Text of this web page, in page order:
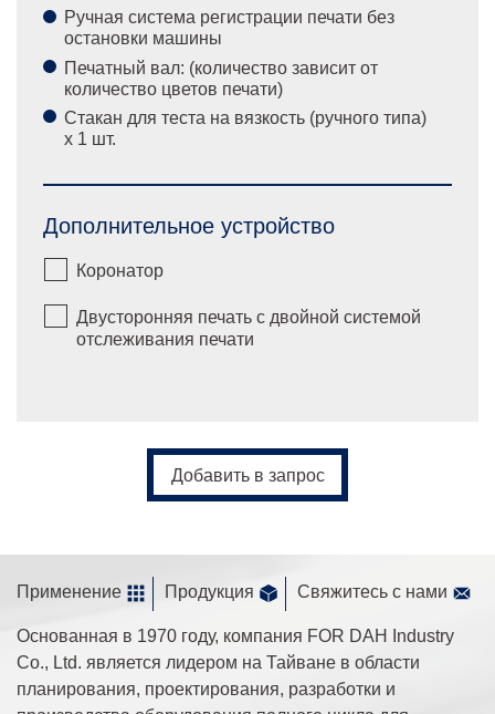
Ручная система регистрации печати без
остановки машины
Печатный вал: (количество зависит от
количество цветов печати)
Стакан для теста на вязкость (ручного типа)
х 1 шт.
Дополнительное устройство
Коронатор
Двусторонняя печать с двойной системой
отслеживания печати
Добавить в запрос
Применение Продукция Свяжитесь с нами
Основанная в 1970 году, компания FOR DAH Industry
Co., Ltd. является лидером на Тайване в области
планирования, проектирования, разработки и